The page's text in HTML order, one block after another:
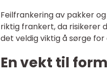
Feilfrankering av pakker
riktig frankert, da risikerer
det veldig viktig å sørge
En vekt til